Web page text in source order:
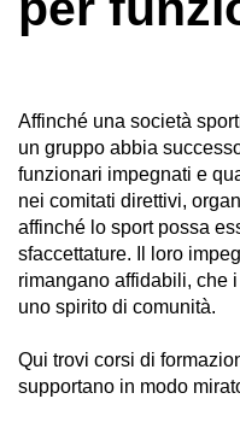
Affinché una società
un gruppo abbia
funzionari impegnati e
nei comitati direttivi,
affinché lo sport possa
sfaccettature. Il loro
rimangano affidabili, che
uno spirito di comunità.
Qui trovi corsi di
supportano in modo